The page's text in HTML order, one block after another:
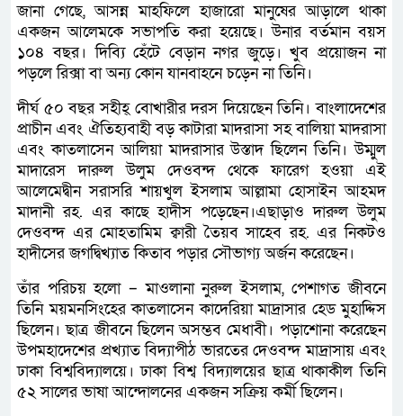
জানা গেছে, আসন্ন মাহফিলে হাজারো মানুষের আড়ালে থাকা
একজন আলেমকে সভাপতি করা হয়েছে। উনার বর্তমান বয়স
১০৪ বছর। দিব্যি হেঁটে বেড়ান নগর জুড়ে। খুব প্রয়োজন না
পড়লে রিক্সা বা অন্য কোন যানবাহনে চড়েন না তিনি।
দীর্ঘ ৫০ বছর সহীহ্ বোখারীর দরস দিয়েছেন তিনি। বাংলাদেশের
প্রাচীন এবং ঐতিহ্যবাহী বড় কাটারা মাদরাসা সহ বালিয়া মাদরাসা
এবং কাতলাসেন আলিয়া মাদরাসার উস্তাদ ছিলেন তিনি। উম্মুল
মাদারেস দারুল উলুম দেওবন্দ থেকে ফারেগ হওয়া এই
আলেমেদ্বীন সরাসরি শায়খুল ইসলাম আল্লামা হোসাইন আহমদ
মাদানী রহ. এর কাছে হাদীস পড়েছেন।এছাড়াও দারুল উলুম
দেওবন্দ এর মোহতামিম ক্বারী তৈয়ব সাহেব রহ. এর নিকটও
হাদীসের জগদ্বিখ্যাত কিতাব পড়ার সৌভাগ্য অর্জন করেছেন।
তাঁর পরিচয় হলো – মাওলানা নুরুল ইসলাম, পেশাগত জীবনে
তিনি ময়মনসিংহের কাতলাসেন কাদেরিয়া মাদ্রাসার হেড মুহাদ্দিস
ছিলেন। ছাত্র জীবনে ছিলেন অসম্ভব মেধাবী। পড়াশোনা করেছেন
উপমহাদেশের প্রখ্যাত বিদ্যাপীঠ ভারতের দেওবন্দ মাদ্রাসায় এবং
ঢাকা বিশ্ববিদ্যালয়ে। ঢাকা বিশ্ব বিদ্যালয়ের ছাত্র থাকাকীল তিনি
৫২ সালের ভাষা আন্দোলনের একজন সক্রিয় কর্মী ছিলেন।